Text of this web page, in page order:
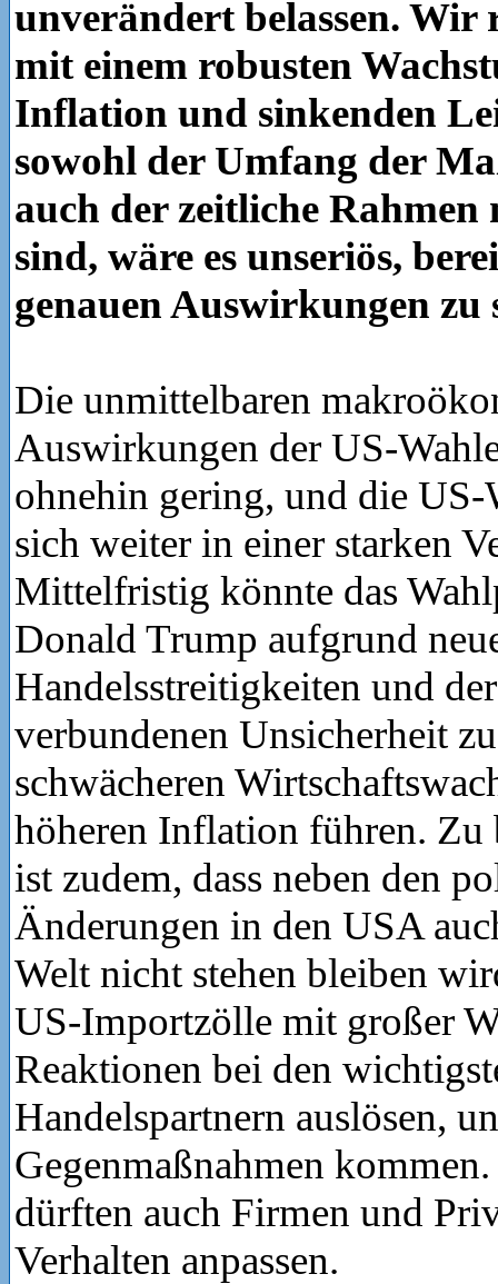
unverändert belassen. Wir
mit einem robusten
Inflation und sinkenden
sowohl der Umfang der
auch der zeitliche Rahmen
sind, wäre es unseriös,
genauen Auswirkungen zu
Die unmittelbaren
Auswirkungen der US-
ohnehin gering, und die
sich weiter in einer starken
Mittelfristig könnte das
Donald Trump aufgrund
Handelsstreitigkeiten und
verbundenen Unsicherheit
schwächeren
höheren Inflation führen. Zu
ist zudem, dass neben den
Änderungen in den USA
Welt nicht stehen bleiben
US-Importzölle mit großer
Reaktionen bei den
Handelspartnern auslösen,
Gegenmaßnahmen
dürften auch Firmen und
Verhalten anpassen.